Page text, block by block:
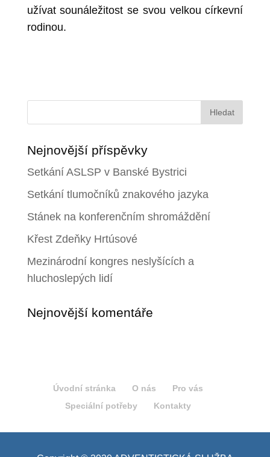
užívat sounáležitost se svou velkou církevní
rodinou.
Vyhledávání
Nejnovější příspěvky
Setkání ASLSP v Banské Bystrici
Setkání tlumočníků znakového jazyka
Stánek na konferenčním shromáždění
Křest Zdeňky Hrtúsové
Mezinárodní kongres neslyšících a
hluchoslepých lidí
Nejnovější komentáře
Úvodní stránka O nás
Pro vás
Speciální potřeby
Kontakty